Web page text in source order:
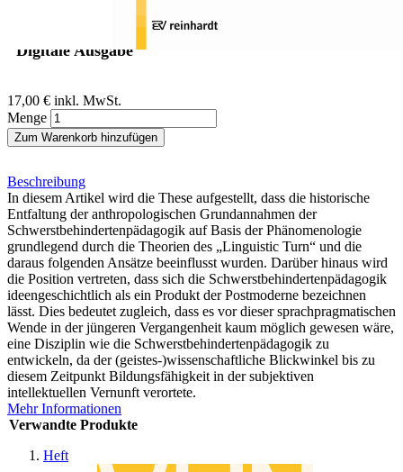
Digitale Ausgabe
17,00 € inkl. MwSt.
Menge
Zum Warenkorb hinzufügen
Beschreibung
In diesem Artikel wird die These aufgestellt, dass die historische
Entfaltung der anthropologischen Grundannahmen der
Schwerstbehindertenpädagogik auf Basis der Phänomenologie
grundlegend durch die Theorien des „Linguistic Turn“ und die
daraus folgenden Ansätze beeinflusst wurden. Darüber hinaus wird
die Position vertreten, dass sich die Schwerstbehindertenpädagogik
ideengeschichtlich als ein Produkt der Postmoderne bezeichnen
lässt. Dies bedeutet zugleich, dass es vor dieser sprachpragmatischen
Wende in der jüngeren Vergangenheit kaum möglich gewesen wäre,
eine Disziplin wie die Schwerstbehindertenpädagogik zu
entwickeln, da der (geistes-)wissenschaftliche Blickwinkel bis zu
diesem Zeitpunkt Bildungsfähigkeit in der subjektiven
intellektuellen Vernunft verortete.
Mehr Informationen
Verwandte Produkte
Heft